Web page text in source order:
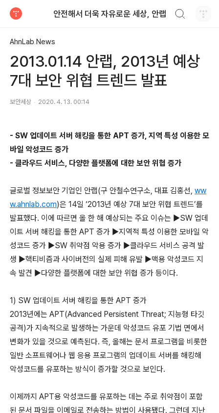
안전해서 더욱 자유로운 세상, 안랩
AhnLab News
2013.01.14 안랩, 2013년 예상
7대 보안 위협 트렌드 발표
보안세상 2020. 4. 13. 00:14
- SW 업데이트 서버 해킹을 통한 APT 증가, 지역 특성 이용한 모
바일 악성코드 증가
- 클라우드 서비스, 다양한 플랫폼에 대한 보안 위협 증가
글로벌 정보보안 기업인 안랩(구 안철수연구소, 대표 김홍선, ww
w.ahnlab.com)은 14일 ‘2013년 예상 7대 보안 위협 트렌드’를
발표했다. 이에 따르면 올 한 해 예상되는 주요 이슈는 ▶SW 업데
이트 서버 해킹을 통한 APT 증가 ▶지역적 특성 이용한 모바일 악
성코드 증가 ▶SW 취약점 악용 증가 ▶클라우드 서비스 공격 발
생 ▶핵티비즘과 사이버전의 실제 피해 유발 ▶맥용 악성코드 지
속 발견 ▶다양한 플랫폼에 대한 보안 위협 증가 등이다.
1) SW 업데이트 서버 해킹을 통한 APT 증가
2013년에는 APT(Advanced Persistent Threat; 지능형 타깃
공격)가 지속적으로 발생하는 가운데 악성코드 유포 기법 면에서
변화가 있을 것으로 예측된다. 즉, 올해는 문서 프로그램을 비롯한
일반 소프트웨어나 웹 응용 프로그램의 업데이트 서버를 해킹해
악성코드를 유포하는 방식이 증가할 것으로 보인다.
이제까지 APT용 악성코드를 유포하는 데는 주로 취약점이 포함
된 문서 파일을 이메일로 전송하는 방법이 사용됐다. 그런데 지난